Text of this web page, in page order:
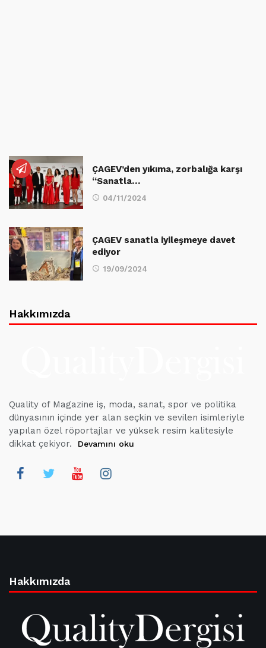
ÇAGEV’den yıkıma, zorbalığa karşı
“Sanatla…
04/11/2024
ÇAGEV sanatla iyileşmeye davet
ediyor
19/09/2024
Hakkımızda
Quality of Magazine iş, moda, sanat, spor ve politika
dünyasının içinde yer alan seçkin ve sevilen isimleriyle
yapılan özel röportajlar ve yüksek resim kalitesiyle
dikkat çekiyor.
Devamını oku
Hakkımızda